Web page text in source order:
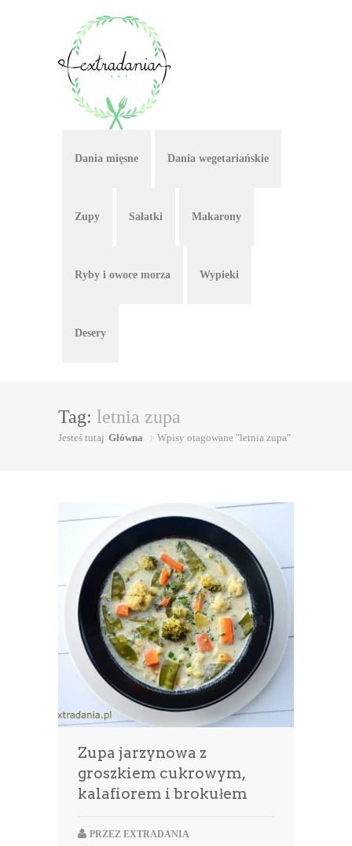
Dania mięsne Dania wegetariańskie
Zupy Sałatki Makarony
Ryby i owoce morza Wypieki
Desery
Tag: letnia zupa
Jesteś tutaj Główna Wpisy otagowane "letnia zupa"
Zupa jarzynowa z
groszkiem cukrowym,
kalafiorem i brokułem
PRZEZ EXTRADANIA